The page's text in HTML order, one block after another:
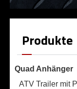
Produkte
Quad Anhänger
ATV Trailer mit